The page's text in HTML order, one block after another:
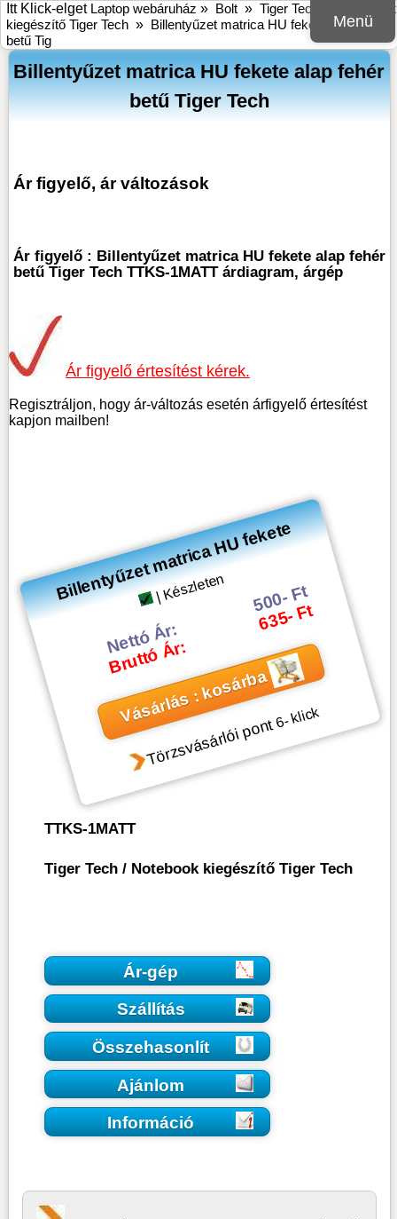
Menü
Itt Klick-elget Laptop webáruház » Bolt » Tiger Tech
Notebook
kiegészítő Tiger Tech » Billentyűzet matrica HU fekete alap fehér
betű Tig
Billentyűzet matrica HU fekete alap fehér
betű Tiger Tech
Ár figyelő, ár változások
Ár figyelő : Billentyűzet matrica HU fekete alap fehér
betű Tiger Tech TTKS-1MATT árdiagram, árgép
Ár figyelő értesítést kérek.
Regisztráljon, hogy ár-változás esetén árfigyelő értesítést
kapjon mailben!
Billentyűzet matrica HU fekete
| Készleten
Nettó Ár:
Bruttó Ár:
500- Ft
635- Ft
Vásárlás : kosárba
Törzsvásárlói pont6- klick
TTKS-1MATT
Tiger Tech/ Notebook kiegészítő Tiger Tech
Ár-gép
Szállítás
Összehasonlít
Ajánlom
Információ